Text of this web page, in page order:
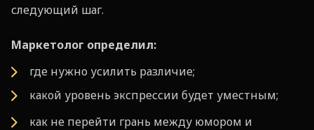
следующий шаг.
Маркетолог определил:
где нужно усилить различие;
какой уровень экспрессии будет уместным;
как не перейти грань между юмором и